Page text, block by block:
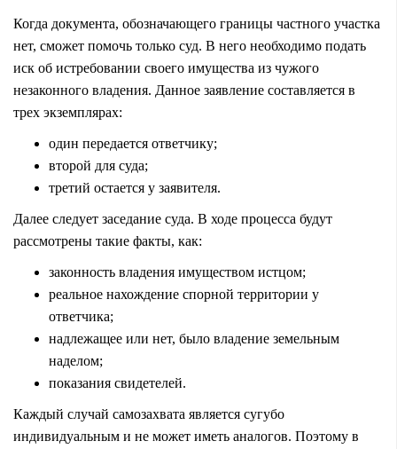
Когда документа, обозначающего границы частного участка
нет, сможет помочь только суд. В него необходимо подать
иск об истребовании своего имущества из чужого
незаконного владения. Данное заявление составляется в
трех экземплярах:
один передается ответчику;
второй для суда;
третий остается у заявителя.
Далее следует заседание суда. В ходе процесса будут
рассмотрены такие факты, как:
законность владения имуществом истцом;
реальное нахождение спорной территории у
ответчика;
надлежащее или нет, было владение земельным
наделом;
показания свидетелей.
Каждый случай самозахвата является сугубо
индивидуальным и не может иметь аналогов. Поэтому в